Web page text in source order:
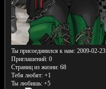
Ты присоединился к нам: 2009-02-23
Приглашений:0
Страниц из жизни:68
Тебя любят: +1
Ты любишь: +5